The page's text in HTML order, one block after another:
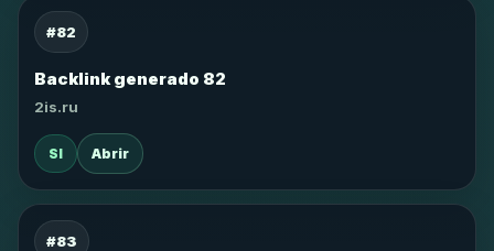
#82
Backlink generado 82
2is.ru
SI Abrir
#83